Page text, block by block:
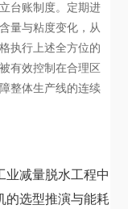
台账制度。定期进
量与粘度变化，从
执行上述全方位的
有效控制在合理区
整体生产线的连续
业减量脱水工程中
的选型推演与能耗